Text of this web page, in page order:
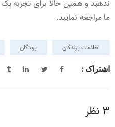
ندهید و همین حالا برای تجربه
ما مراجعه نمایید.
اطلاعات پرندگان پرندگان
اشتراک :
3 نظر